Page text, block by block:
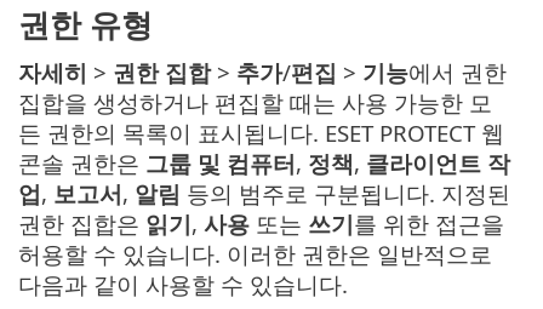
권한 유형
자세히 > 권한 집합> 추가/편집 > 기능에서 권한
집합을 생성하거나 편집할 때는 사용 가능한 모
든 권한의 목록이 표시됩니다. ESET PROTECT 웹
콘솔 권한은 그룹 및 컴퓨터, 정책, 클라이언트 작
업, 보고서, 알림 등의 범주로 구분됩니다. 지정된
권한 집합은 읽기, 사용 또는 쓰기를 위한 접근을
허용할 수 있습니다. 이러한 권한은 일반적으로
다음과 같이 사용할 수 있습니다.